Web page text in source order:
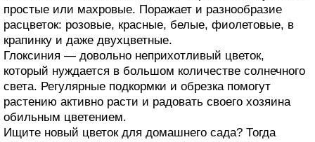
простые или махровые. Поражает и разнообразие
расцветок: розовые, красные, белые, фиолетовые, в
крапинку и даже двухцветные.
Глоксиния — довольно неприхотливый цветок,
который нуждается в большом количестве солнечного
света. Регулярные подкормки и обрезка помогут
растению активно расти и радовать своего хозяина
обильным цветением.
Ищите новый цветок для домашнего сада? Тогда